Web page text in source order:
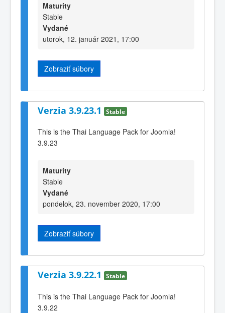
Maturity
Stable
Vydané
utorok, 12. január 2021, 17:00
Zobraziť súbory
Verzia 3.9.23.1 Stable
This is the Thai Language Pack for Joomla!
3.9.23
Maturity
Stable
Vydané
pondelok, 23. november 2020, 17:00
Zobraziť súbory
Verzia 3.9.22.1 Stable
This is the Thai Language Pack for Joomla!
3.9.22